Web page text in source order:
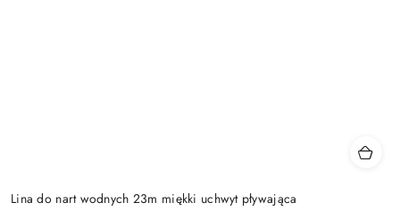
Lina do nart wodnych 23m miękki uchwyt pływająca